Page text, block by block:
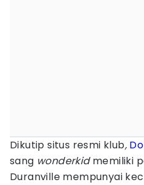
Dikutip situs resmi klub,
sang wonderkidmemiliki
Duranville mempunyai